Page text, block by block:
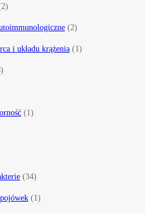
(2)
i układu krążenia (1)
(1)
(34)
(1)